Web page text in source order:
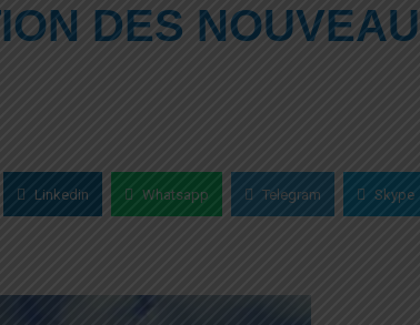
DES
Linkedin Whatsapp Telegram Skype